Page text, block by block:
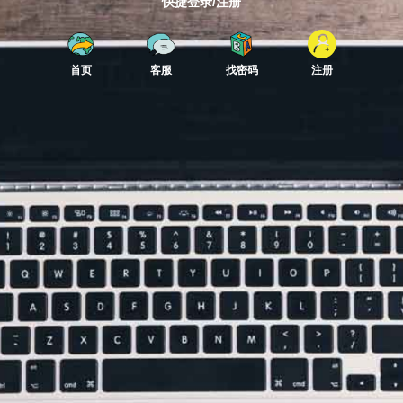
首页 客服 找密码 注册